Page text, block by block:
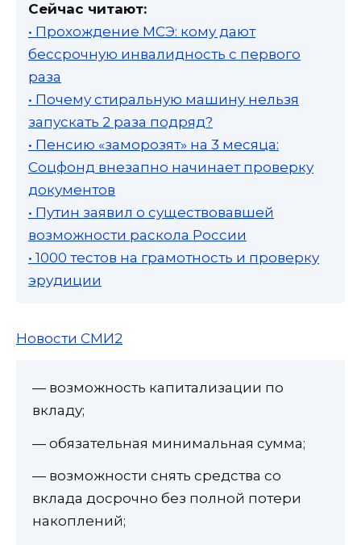
Сейчас читают:
• Прохождение МСЭ: кому дают
бессрочную инвалидность с первого
раза
• Почему стиральную машину нельзя
запускать 2 раза подряд?
• Пенсию «заморозят» на 3 месяца:
Соцфонд внезапно начинает проверку
документов
• Путин заявил о существовавшей
возможности раскола России
• 1000 тестов на грамотность и проверку
эрудиции
Новости СМИ2
— возможность капитализации по
вкладу;
— обязательная минимальная сумма;
— возможности снять средства со
вклада досрочно без полной потери
накоплений;